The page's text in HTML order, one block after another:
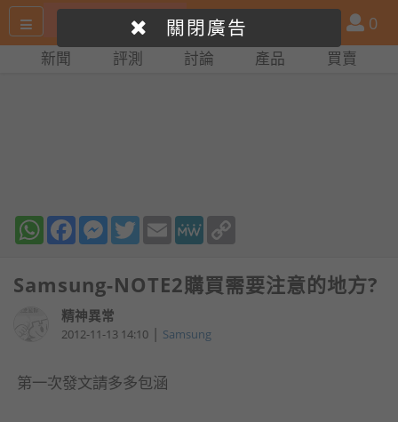
尋
產
品
比
會
員
0
新聞 評測 討論 產品 買賣
WhatsAppFacebookMessenger
TwitterEmail MeWe
Samsung-NOTE2購買需要注意的地方?
精神異常
2012-11-13 14:10 | Samsung
第一次發文請多多包涵
關閉廣告